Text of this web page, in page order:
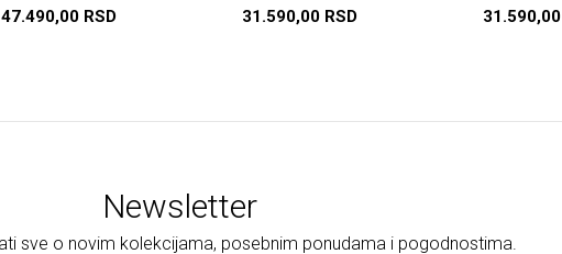
47.490,00 RSD
31.590,00 RSD
31.590,00
Newsletter
sve o novim kolekcijama, posebnim ponudama i pogodnostima.